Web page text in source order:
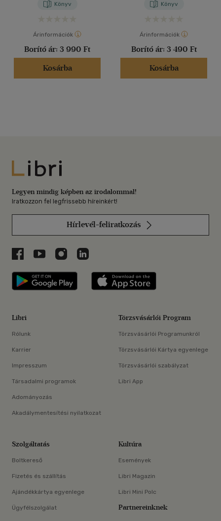
Könyv
Árinformációk
Borító ár: 3 990 Ft
Kosárba
Könyv
Árinformációk
Borító ár: 3 490 Ft
Kosárba
Libri
Legyen mindig képben az irodalommal!
Iratkozzon fel legfrissebb híreinkért!
Hírlevél-feliratkozás
Libri a Facebookon
Libri a Youtube-on
Libri az Instagramon
Libri a LinkedInen
Libri applikáció Szerezd meg: Google
Libri
Rólunk
Karrier
Impresszum
Társadalmi programok
Adományozás
Akadálymentesítési nyilatkozat
Törzsvásárlói Program
Törzsvásárlói Programunkról
Törzsvásárlói Kártya egyenlege
Törzsvásárlói szabályzat
Libri App
Szolgáltatás
Boltkereső
Fizetés és szállítás
Ajándékkártya egyenlege
Ügyfélszolgálat
Kultúra
Események
Libri Magazin
Libri Mini Polc
Partnereinknek